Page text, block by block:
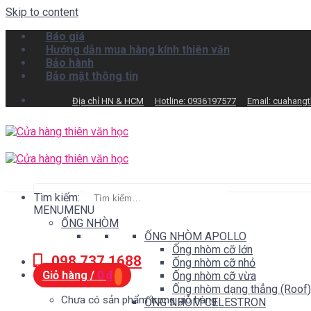
Skip to content
Báo giá
Hướng dẫn mua hàng kính thiên văn
Bảo hành
Bảo mật thông tin
Địa chỉ HN & HCM Hotline: 0936197577 Email:
Tìm kiếm:
098.737.1688
Giỏ hàng / 0 ₫
Chưa có sản phẩm trong giỏ hàng.
MENUMENU
ỐNG NHÒM
ỐNG NHÒM APOLLO
Ống nhòm cỡ lớn
Ống nhòm cỡ nhỏ
Ống nhòm cỡ vừa
Ống nhòm dạng thẳng (Roof)
ỐNG NHÒM CELESTRON